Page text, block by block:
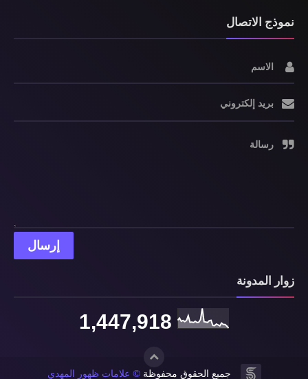
نموذج الاتصال
الاسم
بريد إلكتروني
رسالة
زوار المدونة
1,447,918
جميع الحقوق محفوظة © علامات ظهور المهدي